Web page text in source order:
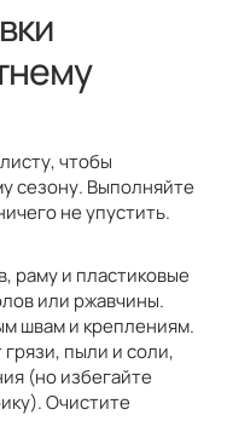
чтобы
сезону. Выполняйте
не упустить.
раму и пластиковые
или ржавчины.
швам и креплениям.
пыли и соли,
(но избегайте
Очистите